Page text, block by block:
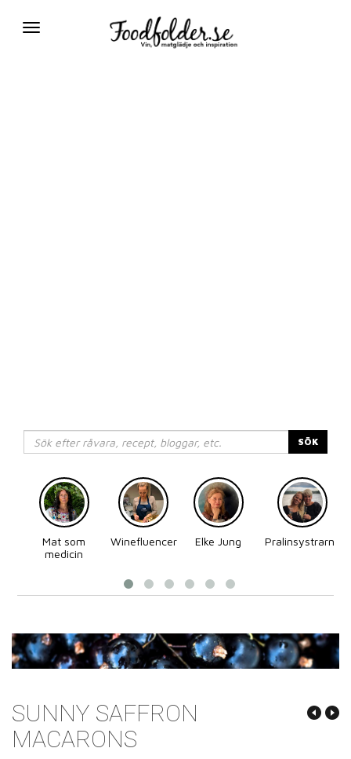
Växla
SÖK
Mat som
medicin
Winefluencer Elke Jung
Pralinsystrarna
SUNNY SAFFRON
MACARONS